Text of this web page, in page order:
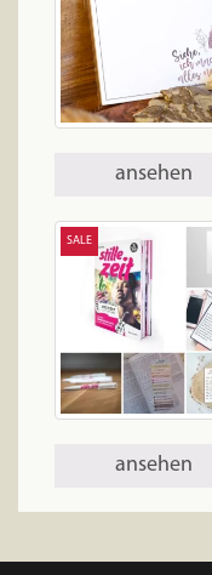
ansehen
SALE
ansehen